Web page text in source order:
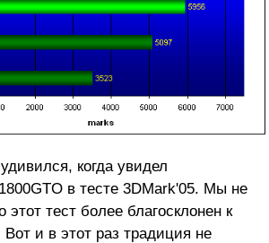
когда увидел
в тесте 3DMark'05. Мы не
этот тест более благосклонен к
и в этот раз традиция не